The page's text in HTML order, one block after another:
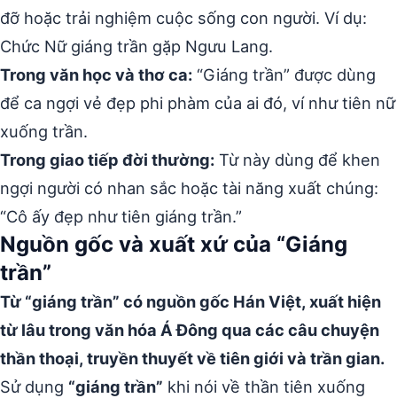
đỡ hoặc trải nghiệm cuộc sống con người. Ví dụ:
Chức Nữ giáng trần gặp Ngưu Lang.
Trong văn học và thơ ca: “Giáng trần” được dùng
để ca ngợi vẻ đẹp phi phàm của ai đó, ví như tiên nữ
xuống trần.
Trong giao tiếp đời thường: Từ này dùng để khen
ngợi người có nhan sắc hoặc tài năng xuất chúng:
“Cô ấy đẹp như tiên giáng trần.”
Nguồn gốc và xuất xứ của “Giáng
trần”
Từ “giáng trần” có nguồn gốc Hán Việt, xuất hiện
từ lâu trong văn hóa Á Đông qua các câu chuyện
thần thoại, truyền thuyết về tiên giới và trần gian.
Sử dụng “giáng trần” khi nói về thần tiên xuống